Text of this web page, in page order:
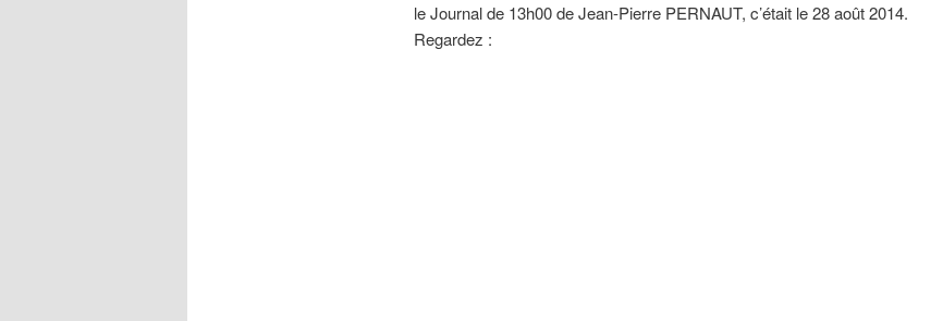
le Journal de 13h00 de Jean-Pierre PERNAUT, c’était le 28 août 2014.
Regardez :